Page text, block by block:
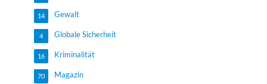
Gewalt
14
Globale Sicherheit
4
Kriminalität
16
Magazin
70